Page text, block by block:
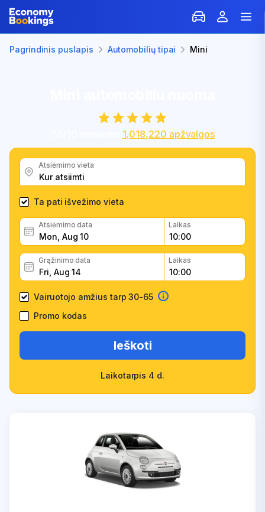
Pagrindinis puslapis Automobilių tipai Mini
1,018,220 apžvalgos
Atsiėmimo vieta
Ta pati išvežimo vieta
Atsiėmimo data Laikas
Grąžinimo data Laikas
Vairuotojo amžius tarp 30-65
Promo kodas
Ieškoti
Laikotarpis 4 d.